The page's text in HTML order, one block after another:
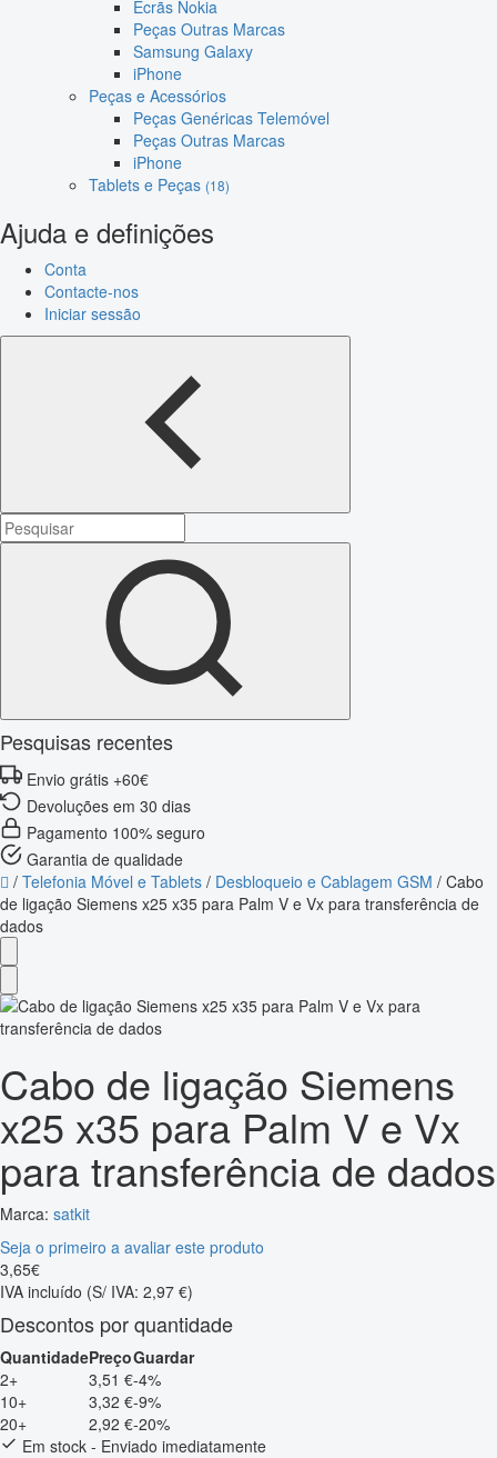
Ecrãs Nokia
Peças Outras Marcas
Samsung Galaxy
iPhone
Peças e Acessórios
Peças Genéricas Telemóvel
Peças Outras Marcas
iPhone
Tablets e Peças (18)
Ajuda e definições
Conta
Contacte-nos
Iniciar sessão
Pesquisas recentes
Envio grátis +60€
Devoluções em 30 dias
Pagamento 100% seguro
Garantia de qualidade
/ Telefonia Móvel e Tablets / Desbloqueio e Cablagem GSM / Cabo
de ligação Siemens x25 x35 para Palm V e Vx para transferência de
dados
Cabo de ligação Siemens
x25 x35 para Palm V e Vx
para transferência de dados
Marca: satkit
Seja o primeiro a avaliar este produto
3,65€
IVA incluído (S/ IVA: 2,97 €)
Descontos por quantidade
QuantidadePreçoGuardar
2+
3,51 €-4%
10+
3,32 €-9%
20+
2,92 €-20%
Em stock - Enviado imediatamente